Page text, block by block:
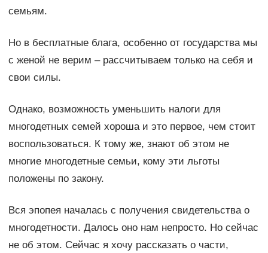
семьям.
Но в бесплатные блага, особенно от государства мы
с женой не верим – рассчитываем только на себя и
свои силы.
Однако, возможность уменьшить налоги для
многодетных семей хороша и это первое, чем стоит
воспользоваться. К тому же, знают об этом не
многие многодетные семьи, кому эти льготы
положены по закону.
Вся эпопея началась с получения свидетельства о
многодетности. Далось оно нам непросто. Но сейчас
не об этом. Сейчас я хочу рассказать о части,